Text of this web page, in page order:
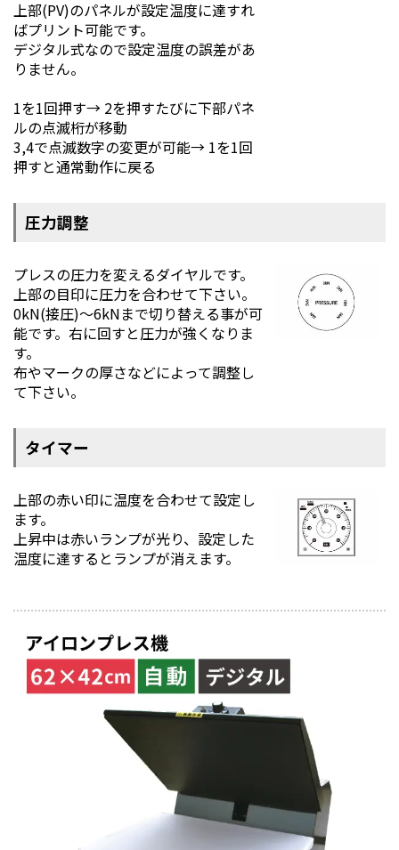
上部(PV)のパネルが設定温度に達すれ
ばプリント可能です。
デジタル式なので設定温度の誤差があ
りません。
1を1回押す→ 2を押すたびに下部パネ
ルの点滅桁が移動
3,4で点滅数字の変更が可能→ 1を1回
押すと通常動作に戻る
圧力調整
プレスの圧力を変えるダイヤルです。
上部の目印に圧力を合わせて下さい。
0kN(接圧)～6kNまで切り替える事が可
能です。右に回すと圧力が強くなりま
す。
布やマークの厚さなどによって調整し
て下さい。
タイマー
上部の赤い印に温度を合わせて設定し
ます。
上昇中は赤いランプが光り、設定した
温度に達するとランプが消えます。